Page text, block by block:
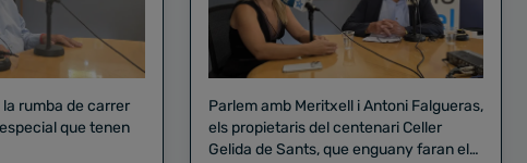
rumba de carrer
que tenen
Parlem amb Meritxell i Antoni Falgueras,
els propietaris del centenari Celler
Gelida de Sants, que enguany faran el